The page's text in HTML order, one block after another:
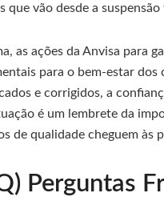
que vão desde a
as ações da Anvisa para
para o bem-estar dos
e corrigidos, a
é um lembrete da
de qualidade cheguem às
Perguntas